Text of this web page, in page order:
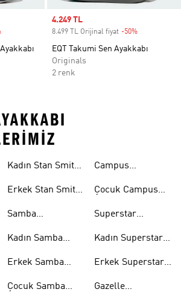
Sale price
4.249 TL
8.499 TL Orijinal fiyat -50%
EQT Takumi Sen Ayakkabı
Originals
2 renk
Kadın Stan Smith
Erkek Stan Smith
Samba
Kadın Samba
Erkek Samba
Çocuk Samba
Campus
Çocuk Campus
Superstar
Kadın Superstar
Erkek Superstar
Gazelle